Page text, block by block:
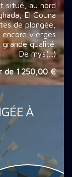
situé, au nord
El Gouna
de plongée,
vierges
qualité.
De mys(...)
de1 250,00 €
À